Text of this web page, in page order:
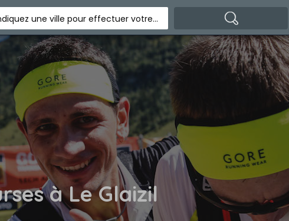
Indiquez une ville pour effectuer votre recherche
à Le Glaizil